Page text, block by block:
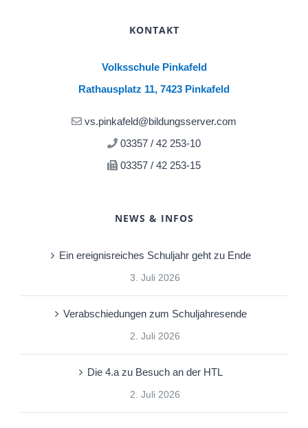
KONTAKT
Volksschule Pinkafeld
Rathausplatz 11, 7423 Pinkafeld
vs.pinkafeld@bildungsserver.com
03357 / 42 253-10
03357 / 42 253-15
NEWS & INFOS
Ein ereignisreiches Schuljahr geht zu Ende
3. Juli 2026
Verabschiedungen zum Schuljahresende
2. Juli 2026
Die 4.a zu Besuch an der HTL
2. Juli 2026